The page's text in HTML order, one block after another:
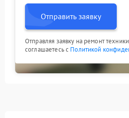
Отправить заявку
Отправляя заявку на ремонт
соглашаетесь с Политикой